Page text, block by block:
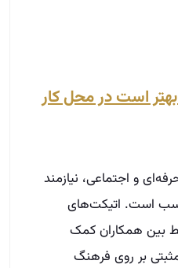
است در محل کار
و اجتماعی، نیازمند
است. اتیکت‌های
بین همکاران کمک
بر روی فرهنگ